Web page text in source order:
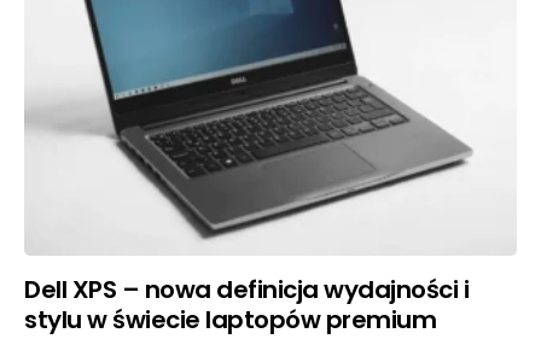
Dell XPS – nowa definicja wydajności i
stylu w świecie laptopów premium